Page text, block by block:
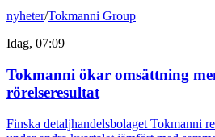
nyheter/Tokmanni Group
Idag, 07:09
Tokmanni ökar omsättning
rörelseresultat
Finska detaljhandelsbolaget Tokmanni